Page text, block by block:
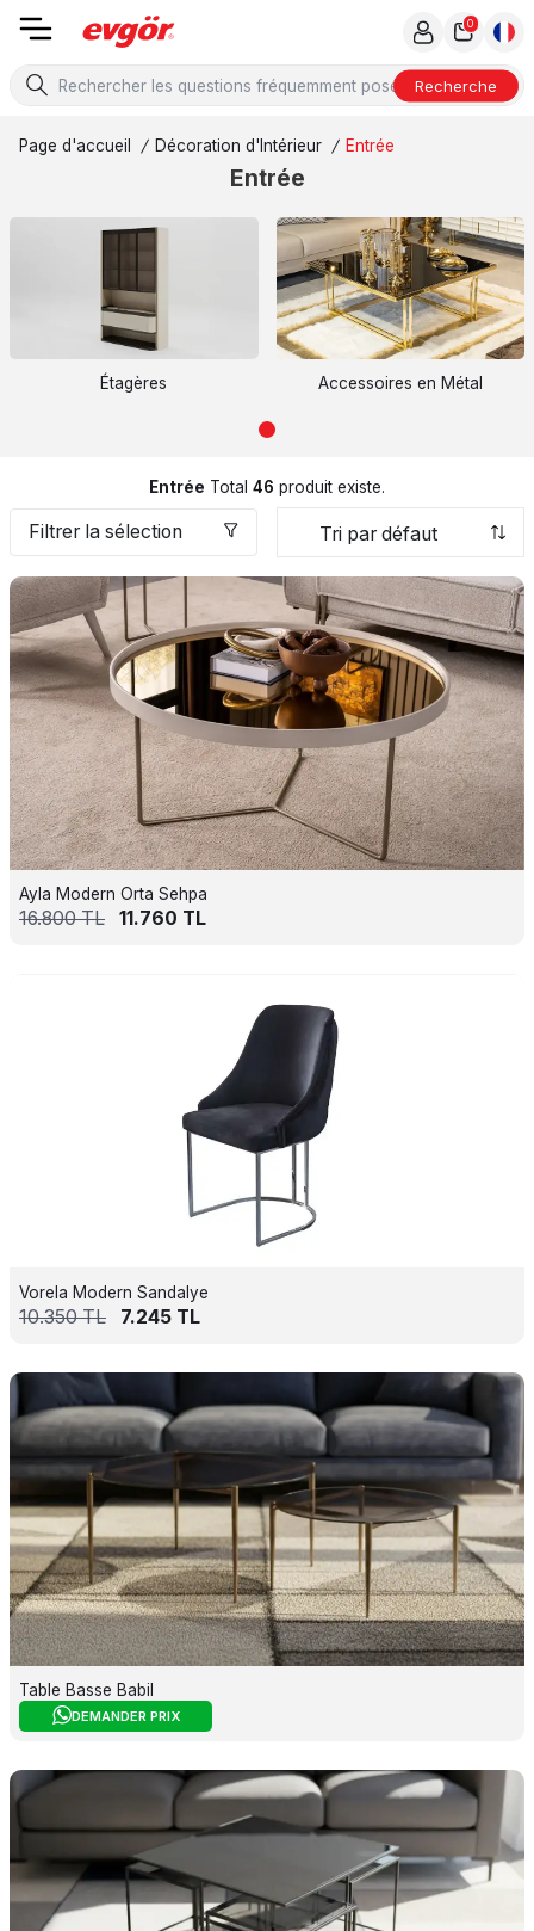
Recherche
0
Page d'accueil / Décoration d'Intérieur / Entrée
Entrée
Étagères Accessoires en Métal
Filtrer la sélection
Entrée Total 46 produit existe.
Ayla Modern Orta Sehpa
16.800TL 11.760 TL
Vorela Modern Sandalye
10.350TL 7.245 TL
Table Basse Babil
DEMANDER PRIX